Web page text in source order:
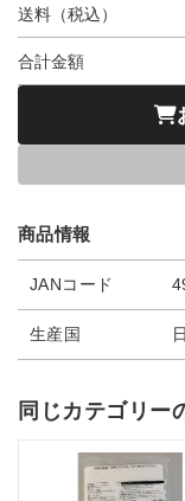
送料（税込）
合計金額
商品情報
JANコード
生産国
同じカテゴリー